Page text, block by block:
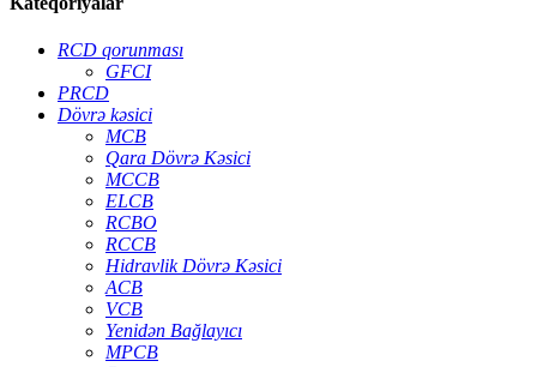
RCD qorunması
GFCI
PRCD
Dövrə kəsici
MCB
Qara Dövrə Kəsici
MCCB
ELCB
RCBO
RCCB
Hidravlik Dövrə Kəsici
ACB
VCB
Yenidən Bağlayıcı
MPCB